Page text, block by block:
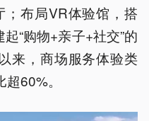
布局VR体验馆，搭
“购物+亲子+社交”的
来，商场服务体验类
60%。